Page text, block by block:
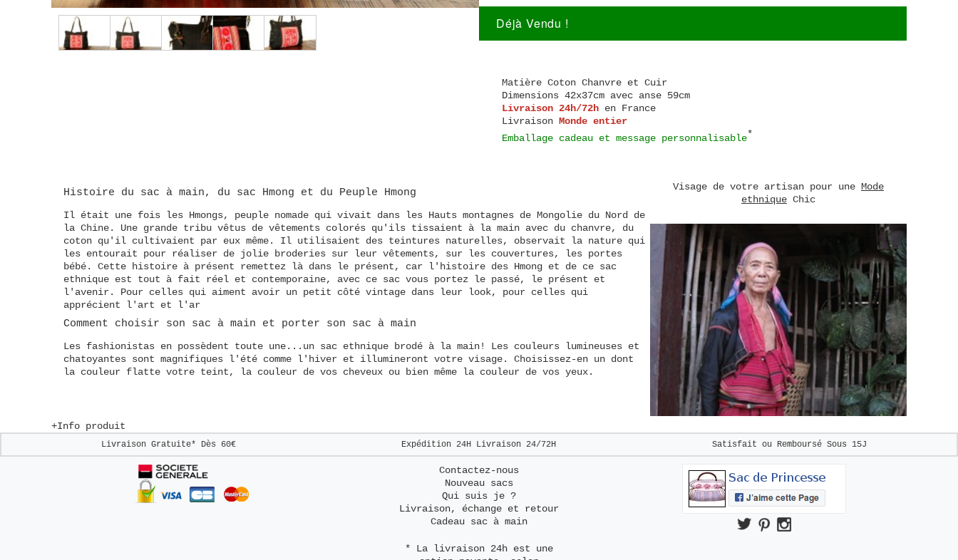
Déjà Vendu !
Matière Coton Chanvre et Cuir
Dimensions 42x37cm avec anse 59cm
Livraison 24h/72h en France
Livraison Monde entier
Emballage cadeau et message personnalisable*
Histoire du sac à main, du sac Hmong et du Peuple Hmong
Il était une fois les Hmongs, peuple nomade qui vivait dans les Hauts montagnes de Mongolie du Nord de
la Chine. Une grande tribu vêtus de vêtements colorés qu'ils tissaient à la main avec du chanvre, du
coton qu'il cultivaient par eux même. Il utilisaient des teintures naturelles, observait la nature qui
les entourait pour réaliser de jolie broderies sur leur vêtements, sur les couvertures, les portes
bébé. Cette histoire à présent remettez là dans le présent, car l'histoire des Hmong et de ce sac
ethnique est tout à fait réel et contemporaine, avec ce sac vous portez le passé, le présent et
l'avenir. Pour celles qui aiment avoir un petit côté vintage dans leur look, pour celles qui
apprécient l'art et l'ar
Comment choisir son sac à main et porter son sac à main
Les fashionistas en possèdent toute une...un sac ethnique brodé à la main! Les couleurs lumineuses et
chatoyantes sont magnifiques l'été comme l'hiver et illumineront votre visage. Choisissez-en un dont
la couleur flatte votre teint, la couleur de vos cheveux ou bien même la couleur de vos yeux.
Visage de votre artisan pour une Mode
ethnique Chic
+Info produit
Livraison Gratuite* Dès 60€ Expédition 24H Livraison 24/72H Satisfait ou Remboursé Sous 15J
Contactez-nous
Nouveau sacs
Qui suis je ?
Livraison, échange et retour
Cadeau sac à main
* La livraison 24h est une